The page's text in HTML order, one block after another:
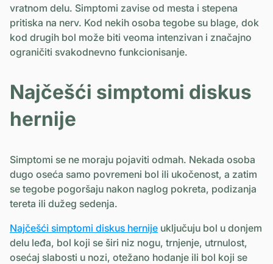
vratnom delu. Simptomi zavise od mesta i stepena
pritiska na nerv. Kod nekih osoba tegobe su blage, dok
kod drugih bol može biti veoma intenzivan i značajno
ograničiti svakodnevno funkcionisanje.
Najčešći simptomi diskus
hernije
Simptomi se ne moraju pojaviti odmah. Nekada osoba
dugo oseća samo povremeni bol ili ukočenost, a zatim
se tegobe pogoršaju nakon naglog pokreta, podizanja
tereta ili dužeg sedenja.
Najčešći simptomi diskus hernije uključuju bol u donjem
delu leđa, bol koji se širi niz nogu, trnjenje, utrnulost,
osećaj slabosti u nozi, otežano hodanje ili bol koji se